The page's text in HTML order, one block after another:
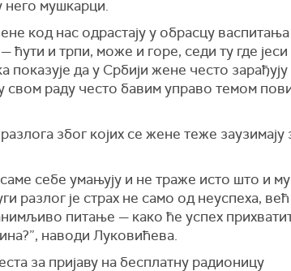
мушкарци.
код нас одрастају у обрасцу васпитања
ћути и трпи, може и горе, седи ту где јеси
показује да у Србији жене често
свом раду често бавим управо темом
због којих се жене теже заузимају
себе умањују и не траже исто што и
разлог је страх не само од неуспеха,
питање — како ће успех
наводи Луковићева.
за пријаву на бесплатну радионицу